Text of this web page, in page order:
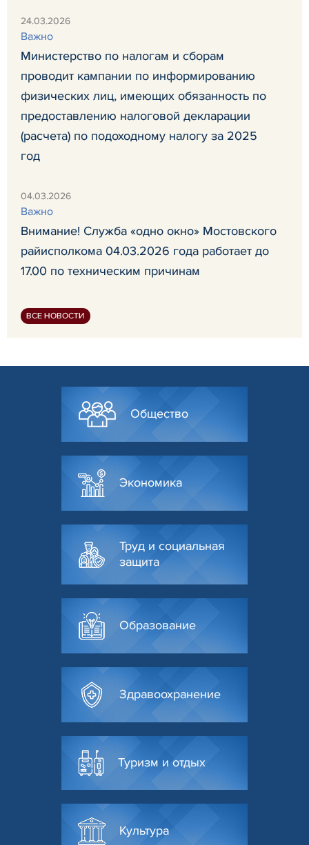
24.03.2026
Важно
Министерство по налогам и сборам
проводит кампании по информированию
физических лиц, имеющих обязанность по
предоставлению налоговой декларации
(расчета) по подоходному налогу за 2025
год
04.03.2026
Важно
Внимание! Служба «одно окно» Мостовского
райисполкома 04.03.2026 года работает до
17.00 по техническим причинам
ВСЕ НОВОСТИ
Общество
Экономика
Труд и социальная
защита
Образование
Здравоохранение
Туризм и отдых
Культура